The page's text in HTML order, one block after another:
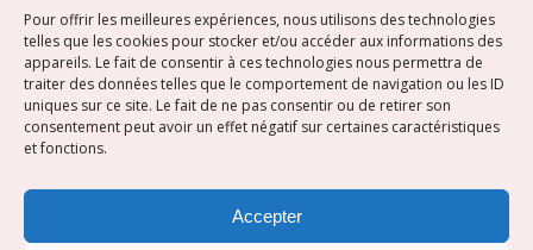
Pour offrir les meilleures expériences, nous utilisons des technologies
telles que les cookies pour stocker et/ou accéder aux informations des
appareils. Le fait de consentir à ces technologies nous permettra de
traiter des données telles que le comportement de navigation ou les ID
uniques sur ce site. Le fait de ne pas consentir ou de retirer son
consentement peut avoir un effet négatif sur certaines caractéristiques
et fonctions.
Accepter
Envoyer mon message
Suivez-nous sur Instagram